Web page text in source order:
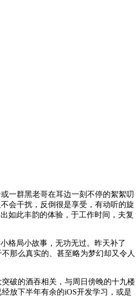
一群黑老哥在耳边一刻不停的絮絮叨
会干扰，反倒很是享受，有动听的旋
如此丰韵的体验，于工作时间，夫复
格局小故事，无功无过。昨天补了
那么真实的、甚至略为梦幻却又令人
破的酒吞相关，与周日傍晚的十九楼
放下半年有余的iOS开发学习，或是